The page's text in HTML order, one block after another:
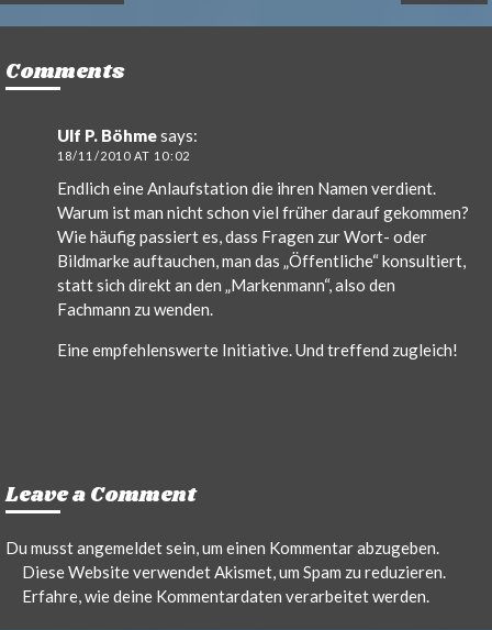
Comments
Ulf P. Böhmesays:
18/11/2010 AT 10:02
Endlich eine Anlaufstation die ihren Namen verdient.
Warum ist man nicht schon viel früher darauf gekommen?
Wie häufig passiert es, dass Fragen zur Wort- oder
Bildmarke auftauchen, man das „Öffentliche“ konsultiert,
statt sich direkt an den „Markenmann“, also den
Fachmann zu wenden.
Eine empfehlenswerte Initiative. Und treffend zugleich!
Leave a Comment
Du musstangemeldetsein, um einen Kommentar abzugeben.
Diese Website verwendet Akismet, um Spam zu reduzieren.
Erfahre, wie deine Kommentardaten verarbeitet werden.